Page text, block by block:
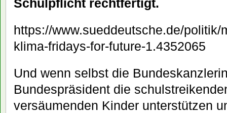
Schulpflicht rechtfertigt.
https://www.sueddeutsche.de/politik/
klima-fridays-for-future-1.4352065
Und wenn selbst die
Bundespräsident die
versäumenden Kinder unterstützen